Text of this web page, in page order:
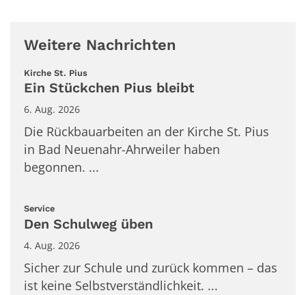
Weitere Nachrichten
Kirche St. Pius:
Ein Stückchen Pius bleibt
6. Aug. 2026
Die Rückbauarbeiten an der Kirche St. Pius
in Bad Neuenahr-Ahrweiler haben
begonnen. ...
Service:
Den Schulweg üben
4. Aug. 2026
Sicher zur Schule und zurück kommen – das
ist keine Selbstverständlichkeit. ...